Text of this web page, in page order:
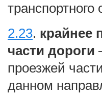
транспортного
2.23. крайнее
части дороги
проезжей
данном